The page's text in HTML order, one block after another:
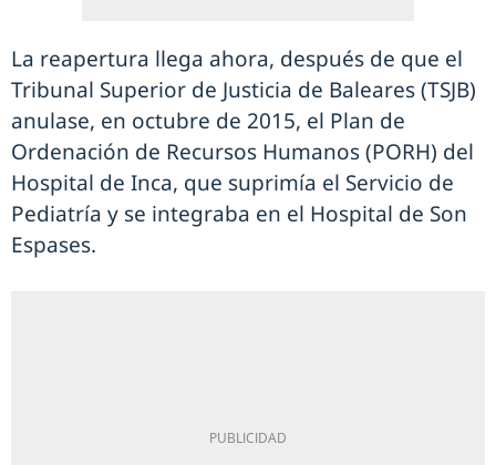
La reapertura llega ahora, después de que el
Tribunal Superior de Justicia de Baleares (TSJB)
anulase, en octubre de 2015, el Plan de
Ordenación de Recursos Humanos (PORH) del
Hospital de Inca, que suprimía el Servicio de
Pediatría y se integraba en el Hospital de Son
Espases.